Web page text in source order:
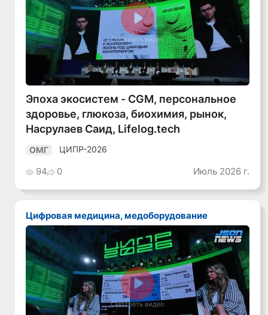
Смотреть видео
Эпоха экосистем - CGM, персональное
здоровье, глюкоза, биохимия, рынок,
Насрулаев Саид, Lifelog.tech
ОМГ ЦИПР-2026
94 0 Июль 2026 г.
Цифровая медицина, медоборудование
Смотреть видео